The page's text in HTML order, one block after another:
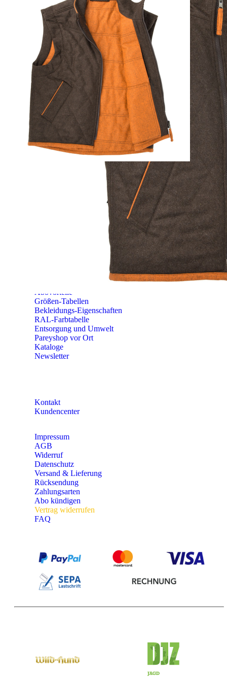
Details zur Produktsicherheit Im Rahmen der EU-Verordnung sind
wir verpflichtet, Informationen über den verantwortlichen
Wirtschaftsakteur bereitzustellen. Dieser ist für die Einhaltung der
EU-Vorschriften zu unseren Produkten verantwortlich.
Verantwortlicher Wirtschaftsakteur gemäß EU-Verordnung: Paul
Parey Zeitschriftenverlag GmbH Erich-Kästner-Str. 2 56379
Singhofen DEUTSCHLAND kundencenter@paulparey.de
PAREYSHOP – Der Onlineshop fürJagen Angeln
PAREYSHOP
Telefon: +49 (0) 2604 / 978 888
e-mail:
kundencenter@paulparey.de
Mo – Fr 9:00 – 15:00 Uhr
Abovorteile
Größen-Tabellen
Bekleidungs-Eigenschaften
RAL-Farbtabelle
Entsorgung und Umwelt
Pareyshop vor Ort
Kataloge
Newsletter
Kontakt
Kundencenter
Impressum
AGB
Widerruf
Datenschutz
Versand & Lieferung
Rücksendung
Zahlungsarten
Abo kündigen
Vertrag widerrufen
FAQ